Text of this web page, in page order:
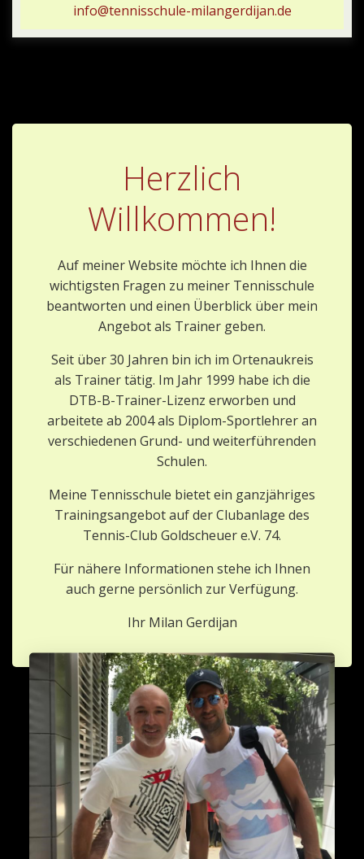
info@tennisschule-milangerdijan.de
Herzlich
Willkommen!
Auf meiner Website möchte ich Ihnen die
wichtigsten Fragen zu meiner Tennisschule
beantworten und einen Überblick über mein
Angebot als Trainer geben.
Seit über 30 Jahren bin ich im Ortenaukreis
als Trainer tätig. Im Jahr 1999 habe ich die
DTB-B-Trainer-Lizenz erworben und
arbeitete ab 2004 als Diplom-Sportlehrer an
verschiedenen Grund- und weiterführenden
Schulen.
Meine Tennisschule bietet ein ganzjähriges
Trainingsangebot auf der Clubanlage des
Tennis-Club Goldscheuer e.V. 74.
Für nähere Informationen stehe ich Ihnen
auch gerne persönlich zur Verfügung.
Ihr Milan Gerdijan